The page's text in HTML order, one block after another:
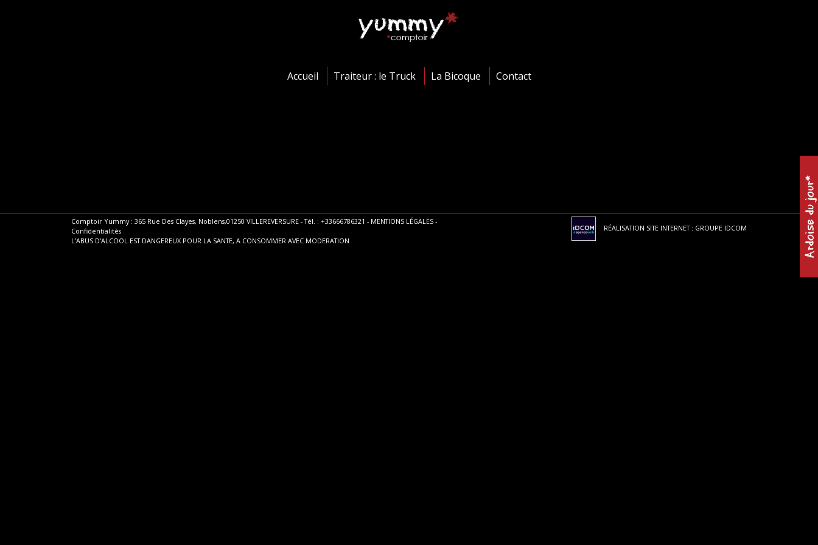
Accueil Traiteur : le Truck La Bicoque Contact
Comptoir Yummy : 365 Rue Des Clayes, Noblens,01250 VILLEREVERSURE - Tél. : +33666786321 - MENTIONS LÉGALES -
Confidentialités
L'ABUS D'ALCOOL EST DANGEREUX POUR LA SANTE, A CONSOMMER AVEC MODERATION
RÉALISATION SITE INTERNET : GROUPE IDCOM Ardoise du jour*